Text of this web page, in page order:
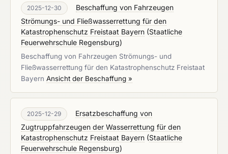
2025-12-30
Beschaffung von Fahrzeugen
Strömungs- und Fließwasserrettung für den
Katastrophenschutz Freistaat Bayern (Staatliche
Feuerwehrschule Regensburg)
Beschaffung von Fahrzeugen Strömungs- und
Fließwasserrettung für den Katastrophenschutz Freistaat
Bayern Ansicht der Beschaffung »
2025-12-29
Ersatzbeschaffung von
Zugtruppfahrzeugen der Wasserrettung für den
Katastrophenschutz Freistaat Bayern (Staatliche
Feuerwehrschule Regensburg)